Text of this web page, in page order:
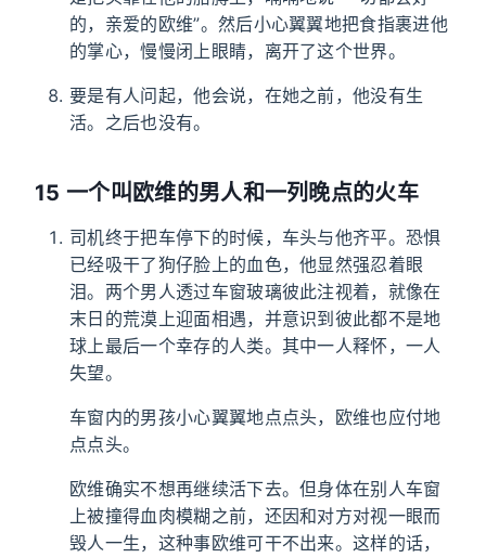
的，亲爱的欧维”。然后小心翼翼地把食指裹进他
的掌心，慢慢闭上眼睛，离开了这个世界。
要是有人问起，他会说，在她之前，他没有生
活。之后也没有。
15 一个叫欧维的男人和一列晚点的火车
司机终于把车停下的时候，车头与他齐平。恐惧
已经吸干了狗仔脸上的血色，他显然强忍着眼
泪。两个男人透过车窗玻璃彼此注视着，就像在
末日的荒漠上迎面相遇，并意识到彼此都不是地
球上最后一个幸存的人类。其中一人释怀，一人
失望。
车窗内的男孩小心翼翼地点点头，欧维也应付地
点点头。
欧维确实不想再继续活下去。但身体在别人车窗
上被撞得血肉模糊之前，还因和对方对视一眼而
毁人一生，这种事欧维可干不出来。这样的话，